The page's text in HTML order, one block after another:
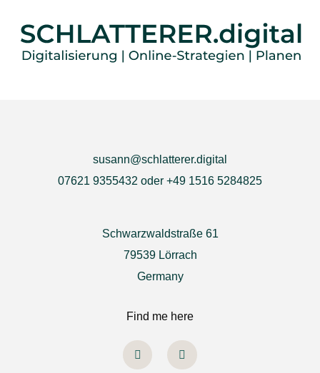
susann@schlatterer.digital
07621 9355432 oder +49 1516 5284825
Schwarzwaldstraße 61
79539 Lörrach
Germany
Find me here